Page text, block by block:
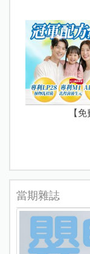
【
當期雜誌